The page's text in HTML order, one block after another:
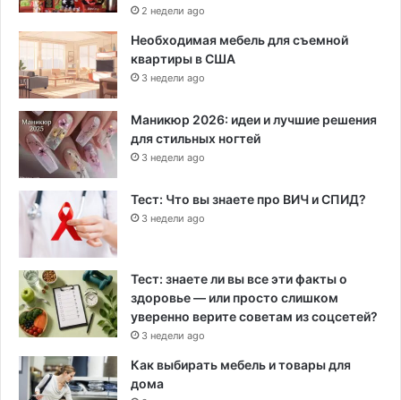
2 недели ago
Необходимая мебель для съемной
квартиры в США
3 недели ago
Маникюр 2026: идеи и лучшие решения
для стильных ногтей
3 недели ago
Тест: Что вы знаете про ВИЧ и СПИД?
3 недели ago
Тест: знаете ли вы все эти факты о
здоровье — или просто слишком
уверенно верите советам из соцсетей?
3 недели ago
Как выбирать мебель и товары для
дома